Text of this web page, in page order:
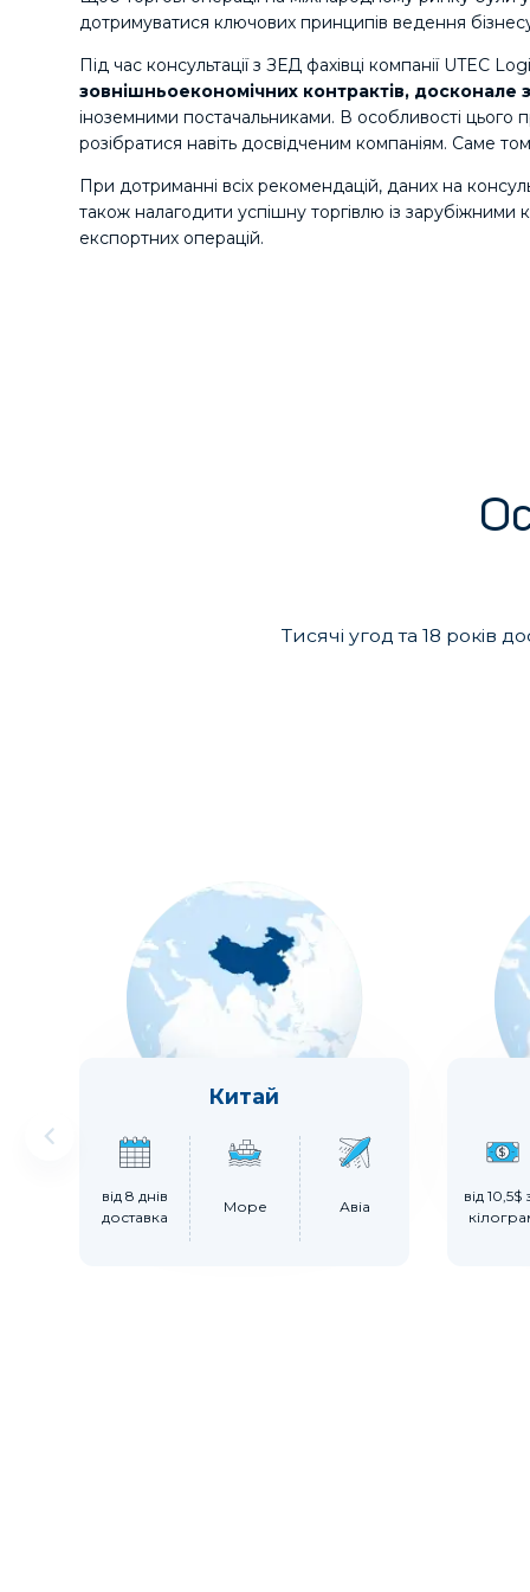
дотримуватися ключових принципів ведення
Під час консультації з ЗЕД фахівці компанії UTEC
зовнішньоекономічних контрактів, досконале
іноземними постачальниками. В особливості цього
розібратися навіть досвідченим компаніям. Саме
При дотриманні всіх рекомендацій, даних на
також налагодити успішну торгівлю із
експортних операцій.
Тисячі угод та 18 років
Китай
від 8 днів
доставка
Море Авіа
від 10,5$